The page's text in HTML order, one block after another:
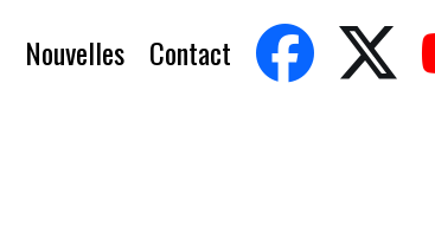
Nouvelles Contact